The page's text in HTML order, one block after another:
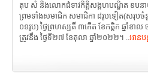
តុប សំ និងលោកជំទាវកិត្តិសង្គហបណ្ឌិត ឧបនា
ព្រមទាំងសមាជិក សមាជិកា ៨រូបទៀត(សរុបចំនួ
០១រូប) ថ្ងៃព្រហស្បតិ៍ ៣កើត ខែកត្តិក ឆ្នាំខា
ត្រូវនឹង ថ្ងៃទី២៧ ខែតុលា ឆ្នាំ២០២២។ ..អានប